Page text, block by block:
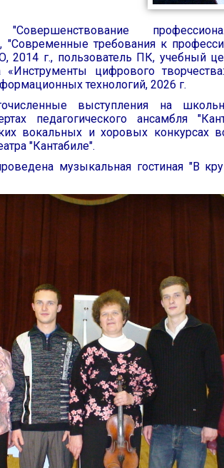
"Совершенствование
требования к
г., пользователь ПК, учебный
«Инструменты цифрового
технологий, 2026 г.
выступления на
педагогического ансамбля
вокальных и хоровых конкурсах
"Кантабиле".
музыкальная гостиная "В